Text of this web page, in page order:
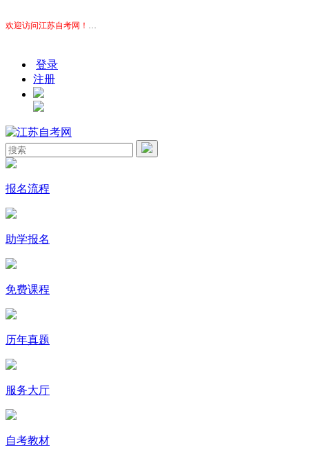
欢迎访问江苏自考网！
本站为考生提供江苏自考信息服务，网站信息供学习交流使
登录
注册
报名流程
助学报名
免费课程
历年真题
服务大厅
自考教材